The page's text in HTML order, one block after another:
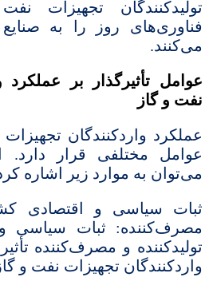
تولیدکنندگان تجهیزات
فناوری‌های روز را به
می‌کنند.
عوامل تأثیرگذار بر عملکرد
نفت و گاز
عملکرد واردکنندگان
عوامل مختلفی قرار دارد.
می‌توان به موارد زیر اشاره
ثبات سیاسی و اقتصادی
مصرف‌کننده: ثبات سیاسی
تولیدکننده و مصرف‌کننده
واردکنندگان تجهیزات نفت و